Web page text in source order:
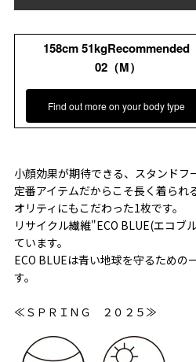
158cm 51kgRecommended
02（M）
Find out more on your body type
小顔効果が期待できる、スタンドフ
定番アイテムだからこそ長く着られ
オリティにもこだわった1枚です。
リサイクル繊維"ECO BLUE(エコブ
ています。
ECO BLUEは青い地球を守るための
す。
≪ＳＰＲＩＮＧ ２０２５≫